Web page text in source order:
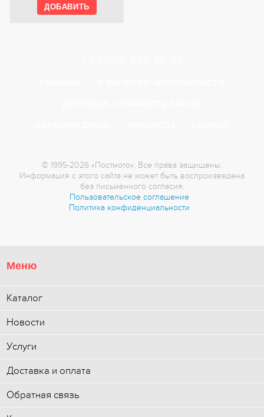
© 1995-2026 «Постмото». Все права защищены.
Информация с этого сайта не может быть воспроизведена
без письменного согласия.
Пользовательское соглашение
Политика конфиденциальности
Меню
Каталог
Новости
Услуги
Доставка и оплата
Обратная связь